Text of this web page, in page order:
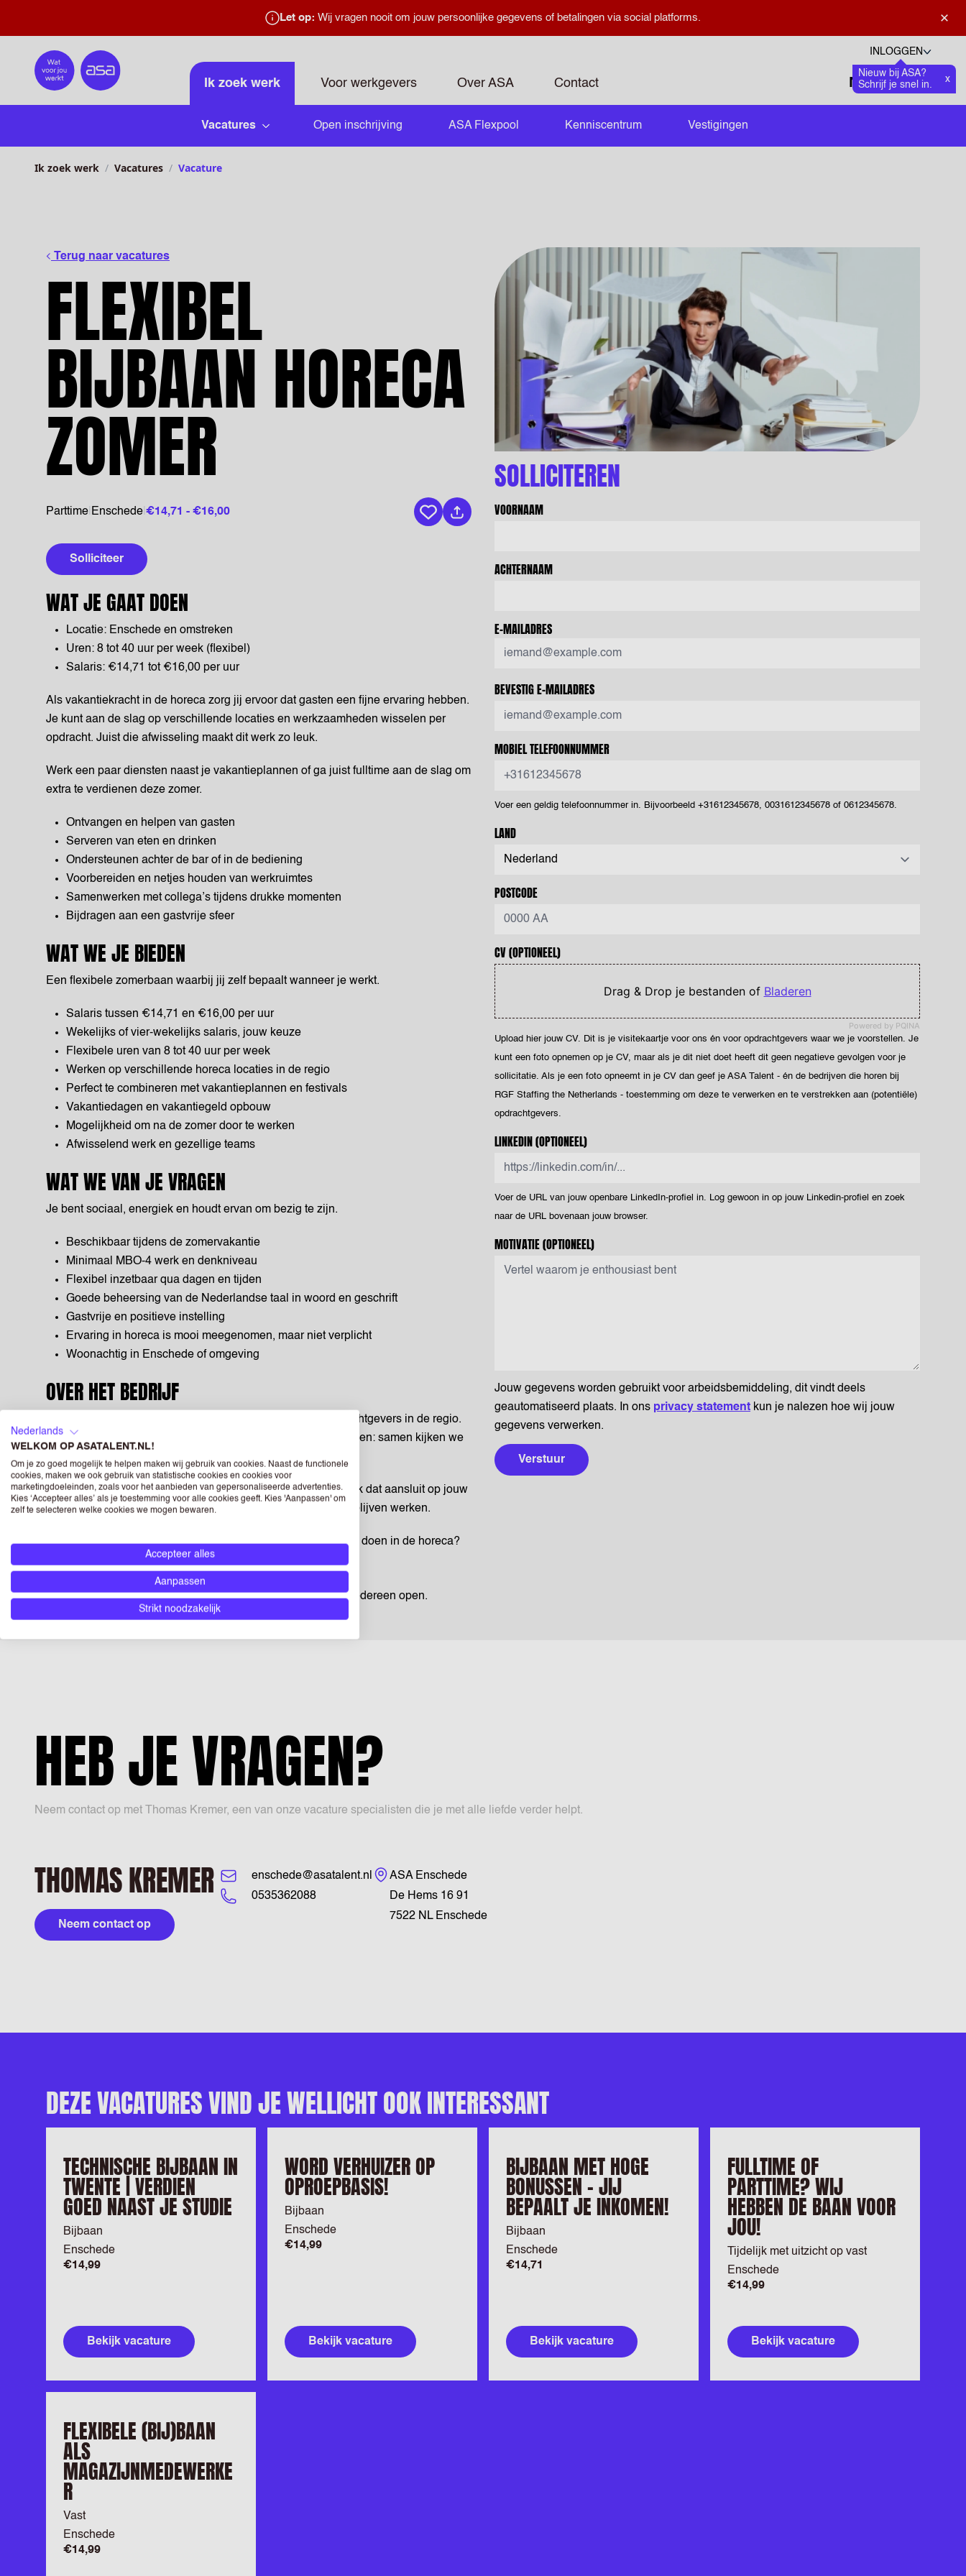
×
Let op: Wij vragen nooit om jouw persoonlijke gegevens of betalingen via social platforms.
Home
INLOGGEN
Nieuw bij ASA?
Schrijf je snel in.
x
Ik zoek werk Voor werkgevers Over ASA Contact
Talen
Zoeken openen
0
Vacatures
Open inschrijving ASA Flexpool Kenniscentrum Vestigingen
Ik zoek werk Vacatures Vacature
Terug naar vacatures
FLEXIBEL
BIJBAAN HORECA
ZOMER
Parttime Enschede €14,71 - €16,00
Bewaar vacature
Solliciteer
WAT JE GAAT DOEN
Locatie: Enschede en omstreken
Uren: 8 tot 40 uur per week (flexibel)
Salaris: €14,71 tot €16,00 per uur
Als vakantiekracht in de horeca zorg jij ervoor dat gasten een fijne ervaring hebben.
Je kunt aan de slag op verschillende locaties en werkzaamheden wisselen per
opdracht. Juist die afwisseling maakt dit werk zo leuk.
Werk een paar diensten naast je vakantieplannen of ga juist fulltime aan de slag om
extra te verdienen deze zomer.
Ontvangen en helpen van gasten
Serveren van eten en drinken
Ondersteunen achter de bar of in de bediening
Voorbereiden en netjes houden van werkruimtes
Samenwerken met collega’s tijdens drukke momenten
Bijdragen aan een gastvrije sfeer
WAT WE JE BIEDEN
Een flexibele zomerbaan waarbij jij zelf bepaalt wanneer je werkt.
Salaris tussen €14,71 en €16,00 per uur
Wekelijks of vier-wekelijks salaris, jouw keuze
Flexibele uren van 8 tot 40 uur per week
Werken op verschillende horeca locaties in de regio
Perfect te combineren met vakantieplannen en festivals
Vakantiedagen en vakantiegeld opbouw
Mogelijkheid om na de zomer door te werken
Afwisselend werk en gezellige teams
WAT WE VAN JE VRAGEN
Je bent sociaal, energiek en houdt ervan om bezig te zijn.
Beschikbaar tijdens de zomervakantie
Minimaal MBO-4 werk en denkniveau
Flexibel inzetbaar qua dagen en tijden
Goede beheersing van de Nederlandse taal in woord en geschrift
Gastvrije en positieve instelling
Ervaring in horeca is mooi meegenomen, maar niet verplicht
Woonachtig in Enschede of omgeving
OVER HET BEDRIJF
Via ASA Enschede ga je aan de slag bij verschillende opdrachtgevers in de regio.
Van evenementenlocaties tot restaurants en bedrijfsomgevingen: samen kijken we
ASA staat voor flexibel werken, persoonlijke aandacht en werk dat aansluit op jouw
planning. Bevalt het goed? Dan kun je na de zomer gewoon blijven werken.
Klaar om deze zomer geld te verdienen én werkervaring op te doen in de horeca?
Solliciteer direct en ontdek jouw mogelijkheden!
Wij geloven in gelijke kansen en onze vacatures staan voor iedereen open.
SOLLICITEREN
VOORNAAM
ACHTERNAAM
E-MAILADRES
BEVESTIG E-MAILADRES
MOBIEL TELEFOONNUMMER
Voer een geldig telefoonnummer in. Bijvoorbeeld +31612345678, 0031612345678 of 0612345678.
LAND
POSTCODE
CV(OPTIONEEL)
Powered by PQINA
Drag & Drop je bestanden of Bladeren
Upload hier jouw CV. Dit is je visitekaartje voor ons én voor opdrachtgevers waar we je voorstellen. Je
kunt een foto opnemen op je CV, maar als je dit niet doet heeft dit geen negatieve gevolgen voor je
sollicitatie. Als je een foto opneemt in je CV dan geef je ASA Talent - én de bedrijven die horen bij
RGF Staffing the Netherlands - toestemming om deze te verwerken en te verstrekken aan (potentiële)
opdrachtgevers.
LINKEDIN(OPTIONEEL)
Voer de URL van jouw openbare LinkedIn-profiel in. Log gewoon in op jouw Linkedin-profiel en zoek
naar de URL bovenaan jouw browser.
MOTIVATIE(OPTIONEEL)
Jouw gegevens worden gebruikt voor arbeidsbemiddeling, dit vindt deels
geautomatiseerd plaats. In ons privacy statement kun je nalezen hoe wij jouw
gegevens verwerken.
Verstuur
HEB JE VRAGEN?
Neem contact op met Thomas Kremer, een van onze vacature specialisten die je met alle liefde verder helpt.
THOMAS KREMER
Neem contact op
enschede@asatalent.nl
0535362088
Bezoekadres
ASA Enschede
De Hems 16 91
7522 NL Enschede
DEZE VACATURES VIND JE WELLICHT OOK INTERESSANT
TECHNISCHE BIJBAAN IN
TWENTE | VERDIEN
GOED NAAST JE STUDIE
Bijbaan
Enschede
€14,99
Bekijk vacature
WORD VERHUIZER OP
OPROEPBASIS!
Bijbaan
Enschede
€14,99
Bekijk vacature
BIJBAAN MET HOGE
BONUSSEN – JIJ
BEPAALT JE INKOMEN!
Bijbaan
Enschede
€14,71
Bekijk vacature
FULLTIME OF
PARTTIME? WIJ
HEBBEN DE BAAN VOOR
JOU!
Tijdelijk met uitzicht op vast
Enschede
€14,99
Bekijk vacature
FLEXIBELE (BIJ)BAAN
ALS
MAGAZIJNMEDEWERKE
R
Vast
Enschede
€14,99
Nederlands
WELKOM OP ASATALENT.NL!
Om je zo goed mogelijk te helpen maken wij gebruik van cookies. Naast de functionele
cookies, maken we ook gebruik van statistische cookies en cookies voor
marketingdoeleinden, zoals voor het aanbieden van gepersonaliseerde advertenties.
Kies ‘Accepteer alles’ als je toestemming voor alle cookies geeft. Kies 'Aanpassen' om
zelf te selecteren welke cookies we mogen bewaren.
Accepteer alles
Aanpassen
Strikt noodzakelijk